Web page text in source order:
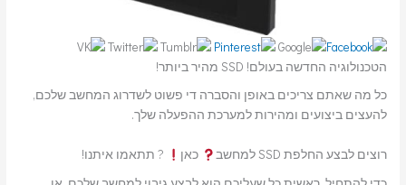
הטכנולוגיה החדשה בעולם! SSD מהיר ביותר!
כל מה שאתם צריכים באופן והסברה די פשוט לשדרוג המחשב שלכם,
להעצים ביצועים ומהירות למערכת ההפעלה שלך.
רוצים לבצע החלפת SSD למחשב כאן
? תתאמו איתנו!